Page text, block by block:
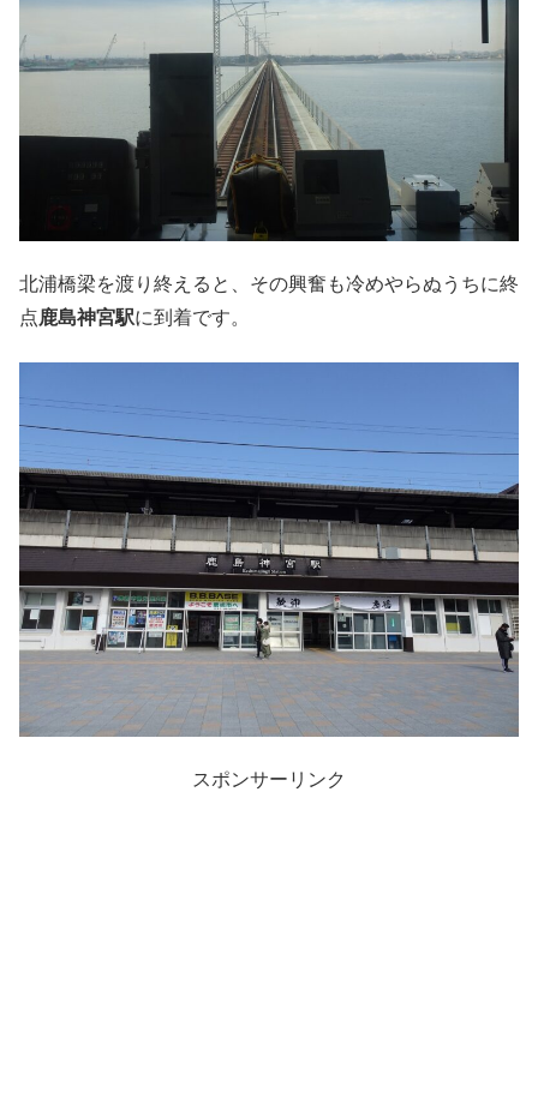
北浦橋梁を渡り終えると、その興奮も冷めやらぬうちに終
点鹿島神宮駅に到着です。
スポンサーリンク